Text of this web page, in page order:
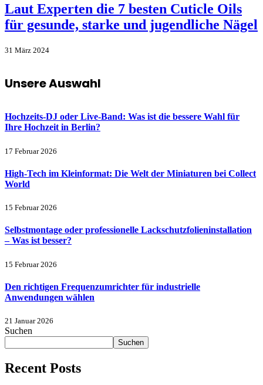
Laut Experten die 7 besten Cuticle Oils
für gesunde, starke und jugendliche Nägel
31 März 2024
Unsere Auswahl
Hochzeits-DJ oder Live-Band: Was ist die bessere Wahl für
Ihre Hochzeit in Berlin?
17 Februar 2026
High-Tech im Kleinformat: Die Welt der Miniaturen bei Collect
World
15 Februar 2026
Selbstmontage oder professionelle Lackschutzfolieninstallation
– Was ist besser?
15 Februar 2026
Den richtigen Frequenzumrichter für industrielle
Anwendungen wählen
21 Januar 2026
Suchen
Suchen
Recent Posts